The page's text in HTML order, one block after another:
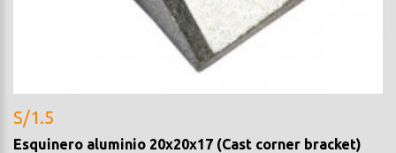
S/1.5
Esquinero aluminio 20x20x17 (Cast corner bracket)